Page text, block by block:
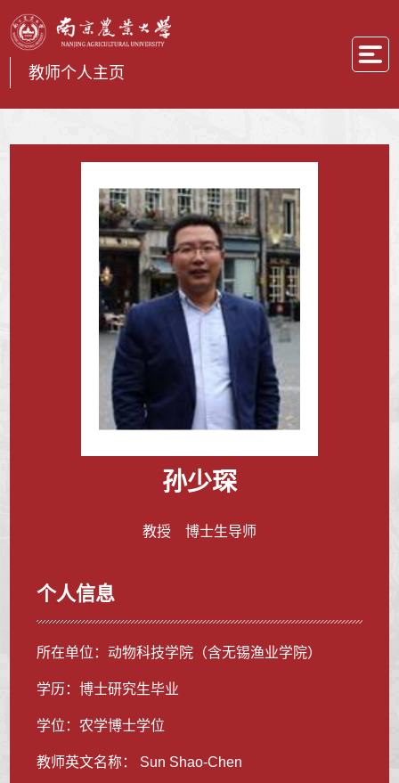
教师个人主页
孙少琛
教授 博士生导师
个人信息
所在单位：动物科技学院（含无锡渔业学院）
学历：博士研究生毕业
学位：农学博士学位
教师英文名称： Sun Shao-Chen